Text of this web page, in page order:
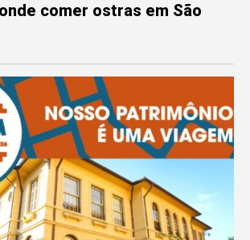
comer ostras em São